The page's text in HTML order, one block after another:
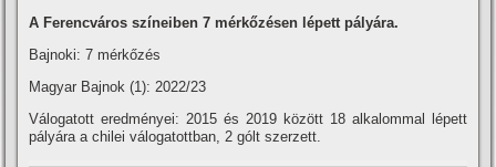
A Ferencváros szí­neiben 7 mérkőzésen lépett pályára.
Bajnoki: 7 mérkőzés
Magyar Bajnok (1): 2022/23
Válogatott eredményei: 2015 és 2019 között 18 alkalommal lépett
pályára a chilei válogatottban, 2 gólt szerzett.